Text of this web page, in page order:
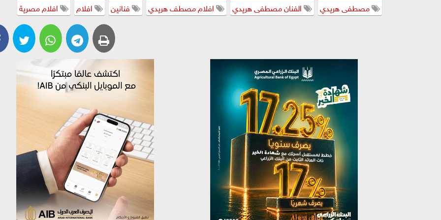
مصطفى هريدي
الفنان مصطفى هريدي افلام مصطف هريدي فنانين افلام افلام مصرية